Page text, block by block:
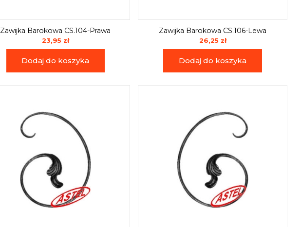
Zawijka Barokowa CS.104-Prawa
23,95 zł
Dodaj do koszyka
Zawijka Barokowa CS.106-Lewa
26,25 zł
Dodaj do koszyka